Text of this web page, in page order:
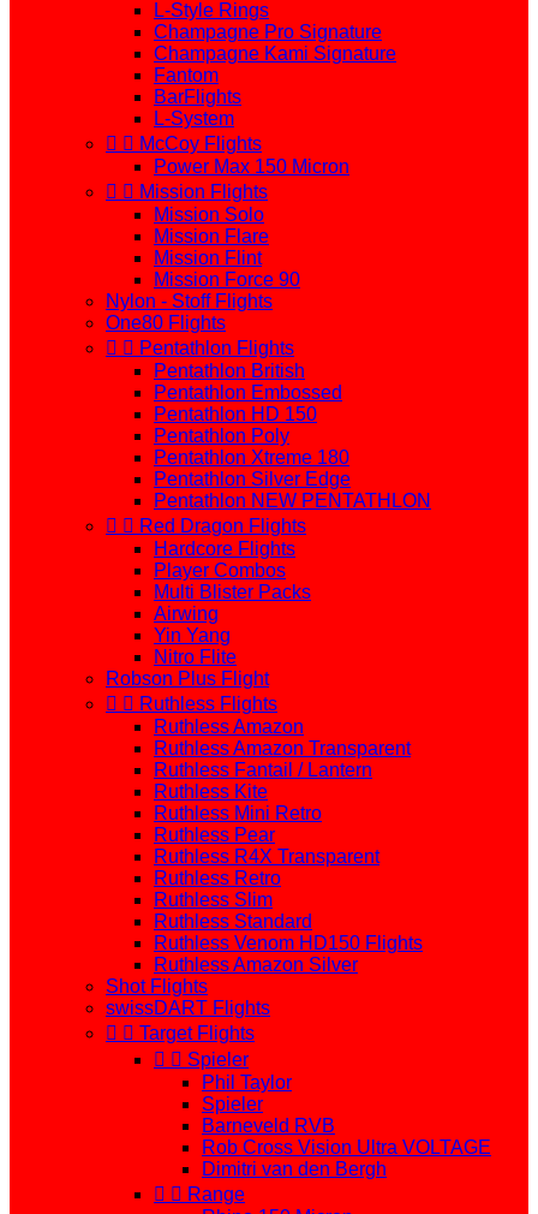
L-Style Rings
Champagne Pro Signature
Champagne Kami Signature
Fantom
BarFlights
L-System
  McCoy Flights
Power Max 150 Micron
  Mission Flights
Mission Solo
Mission Flare
Mission Flint
Mission Force 90
Nylon - Stoff Flights
One80 Flights
  Pentathlon Flights
Pentathlon British
Pentathlon Embossed
Pentathlon HD 150
Pentathlon Poly
Pentathlon Xtreme 180
Pentathlon Silver Edge
Pentathlon NEW PENTATHLON
  Red Dragon Flights
Hardcore Flights
Player Combos
Multi Blister Packs
Airwing
Yin Yang
Nitro Flite
Robson Plus Flight
  Ruthless Flights
Ruthless Amazon
Ruthless Amazon Transparent
Ruthless Fantail / Lantern
Ruthless Kite
Ruthless Mini Retro
Ruthless Pear
Ruthless R4X Transparent
Ruthless Retro
Ruthless Slim
Ruthless Standard
Ruthless Venom HD150 Flights
Ruthless Amazon Silver
Shot Flights
swissDART Flights
  Target Flights
  Spieler
Phil Taylor
Spieler
Barneveld RVB
Rob Cross Vision Ultra VOLTAGE
Dimitri van den Bergh
  Range